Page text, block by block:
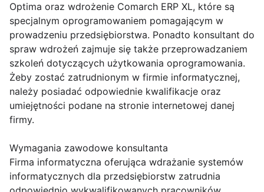
Optima oraz wdrożenie Comarch ERP XL, które są
specjalnym oprogramowaniem pomagającym w
prowadzeniu przedsiębiorstwa. Ponadto konsultant do
spraw wdrożeń zajmuje się także przeprowadzaniem
szkoleń dotyczących użytkowania oprogramowania.
Żeby zostać zatrudnionym w firmie informatycznej,
należy posiadać odpowiednie kwalifikacje oraz
umiejętności podane na stronie internetowej danej
firmy.
Wymagania zawodowe konsultanta
Firma informatyczna oferująca wdrażanie systemów
informatycznych dla przedsiębiorstw zatrudnia